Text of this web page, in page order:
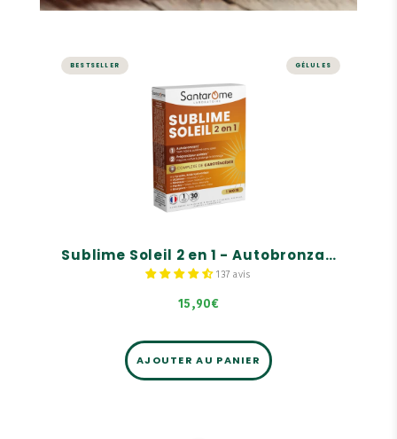
BESTSELLER GÉLULES
Sublime Soleil 2 en 1 - Autobronzant et Préparateur Solaire - 30 gélules
137 avis
15,90€
Sublime Soleil 2 en 1 -
Autobronzant et Préparateur
Solaire - 30 gélules
Autobronzant.
Préparateur solaire.
Complexe de caroténoïdes.
AJOUTER AU PANIER